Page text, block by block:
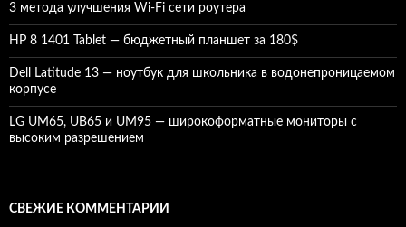
3 метода улучшения Wi-Fi сети роутера
HP 8 1401 Tablet — бюджетный планшет за 180$
Dell Latitude 13 — ноутбук для школьника в водонепроницаемом
корпусе
LG UM65, UB65 и UM95 — широкоформатные мониторы с
высоким разрешением
СВЕЖИЕ КОММЕНТАРИИ